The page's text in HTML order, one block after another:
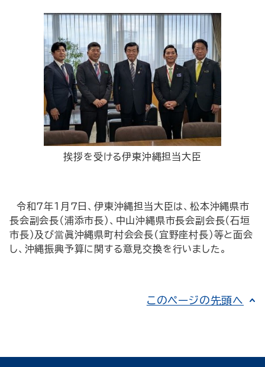
挨拶を受ける伊東沖縄担当大臣
令和７年１月７日、伊東沖縄担当大臣は、松本沖縄県市
長会副会長（浦添市長）、中山沖縄県市長会副会長（石垣
市長）及び當眞沖縄県町村会会長（宜野座村長）等と面会
し、沖縄振興予算に関する意見交換を行いました。
このページの先頭へ